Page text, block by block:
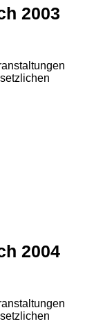
2003
2004